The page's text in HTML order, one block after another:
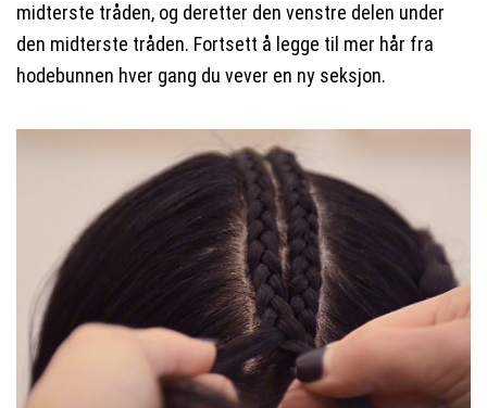
midterste tråden, og deretter den venstre delen under
den midterste tråden. Fortsett å legge til mer hår fra
hodebunnen hver gang du vever en ny seksjon.